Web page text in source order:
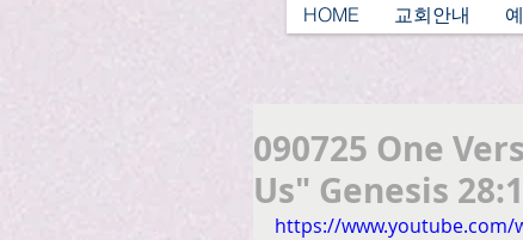
HOME 교회안내
090725 One
Us" Genesis
https://www.youtube.com/